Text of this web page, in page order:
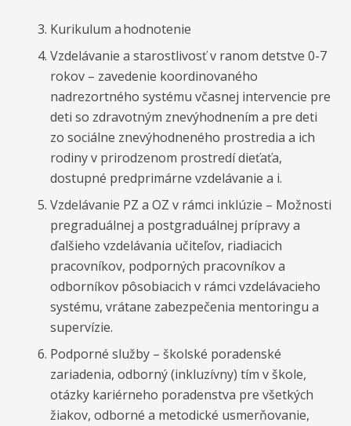
Kurikulum a hodnotenie
Vzdelávanie a starostlivosť v ranom detstve 0-7
rokov – zavedenie koordinovaného
nadrezortného systému včasnej intervencie pre
deti so zdravotným znevýhodnením a pre deti
zo sociálne znevýhodneného prostredia a ich
rodiny v prirodzenom prostredí dieťaťa,
dostupné predprimárne vzdelávanie a i.
Vzdelávanie PZ a OZ v rámci inklúzie – Možnosti
pregraduálnej a postgraduálnej prípravy a
ďalšieho vzdelávania učiteľov, riadiacich
pracovníkov, podporných pracovníkov a
odborníkov pôsobiacich v rámci vzdelávacieho
systému, vrátane zabezpečenia mentoringu a
supervízie.
Podporné služby – školské poradenské
zariadenia, odborný (inkluzívny) tím v škole,
otázky kariérneho poradenstva pre všetkých
žiakov, odborné a metodické usmerňovanie,